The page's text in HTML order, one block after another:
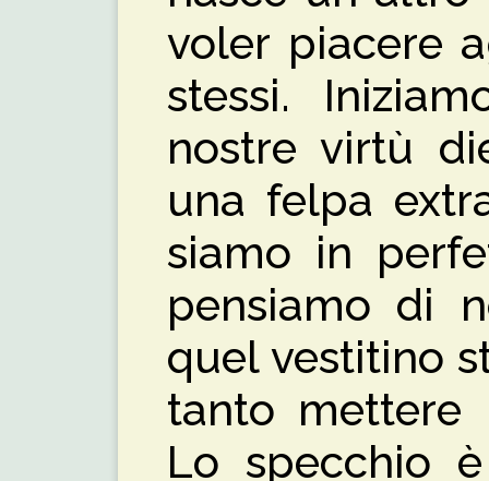
voler piacere
stessi.
nostre virtù
una felpa
siamo in
pensiamo di
quel vestitino
tanto mettere
Lo specchio